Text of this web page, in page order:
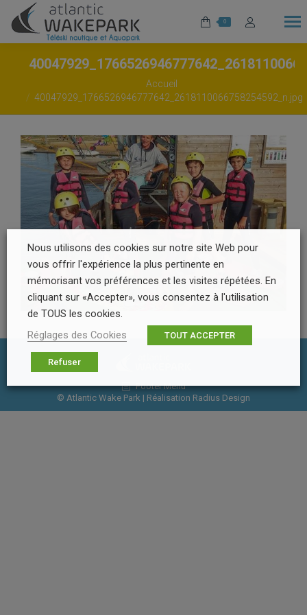
0
Accueil
40047929_1766526946777642_2618110066758254592_n.jpg
Footer Menu
© Atlantic Wake Park | Réalisation Radius Design
Nous utilisons des cookies sur notre site Web pour
vous offrir l'expérience la plus pertinente en
mémorisant vos préférences et les visites répétées. En
cliquant sur «Accepter», vous consentez à l'utilisation
de TOUS les cookies.
Réglages des Cookies
TOUT ACCEPTER
Refuser